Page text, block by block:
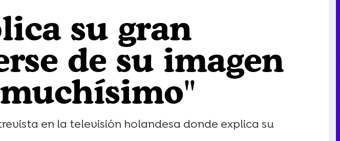
su gran
de su imagen
en la televisión holandesa donde explica su